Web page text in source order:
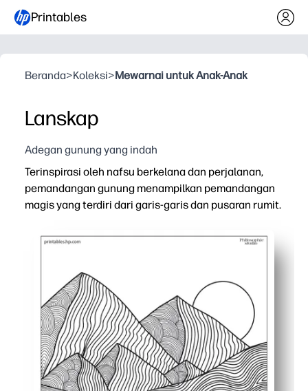
Printables
Beranda>Koleksi>Mewarnai untuk Anak-Anak
Lanskap
Adegan gunung yang indah
Terinspirasi oleh nafsu berkelana dan perjalanan,
pemandangan gunung menampilkan pemandangan
magis yang terdiri dari garis-garis dan pusaran rumit.
Halaman mewarnai cetak dan pergi - Anda
Pola rumit membantu Anda membangun fokus,
Gunakan di kelas, di rumah, atau saat bepergian -
Setelah selesai, Anda dapat menggantungnya,